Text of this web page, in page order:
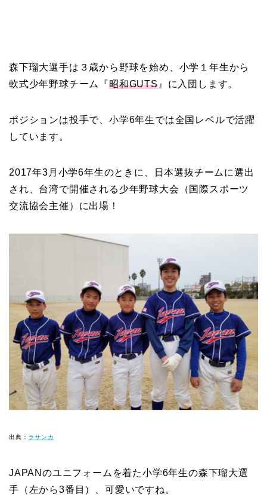
森下瑠大選手は３歳から野球を始め、小学１年生から
軟式少年野球チーム『昭和GUTS』に入団します。
ポジションは投手で、小学6年生では全国レベルで活躍
しています。
2017年3月小学6年生のときに、日本選抜チームに選出
され、台湾で開催される少年野球大会（国際スポーツ
交流協会主催）に出場！
出典： ラサンカ
JAPANのユニフォームを着た小学6年生の森下瑠大選
手（左から3番目）、可愛いですね。